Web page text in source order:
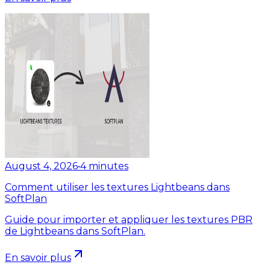
August 4, 2026•4 minutes
Comment utiliser les textures Lightbeans dans
SoftPlan
Guide pour importer et appliquer les textures PBR
de Lightbeans dans SoftPlan.
En savoir plus